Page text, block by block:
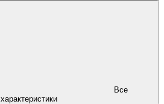
характеристики